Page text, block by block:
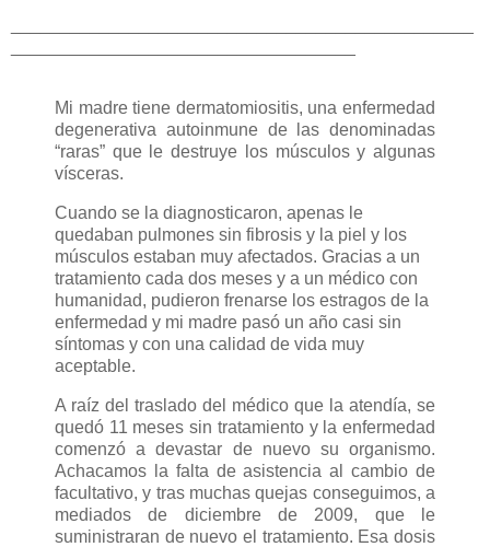
Mi madre tiene dermatomiositis, una enfermedad
degenerativa autoinmune de las denominadas
“raras” que le destruye los músculos y algunas
vísceras.
Cuando se la diagnosticaron, apenas le
quedaban pulmones sin fibrosis y la piel y los
músculos estaban muy afectados. Gracias a un
tratamiento cada dos meses y a un médico con
humanidad, pudieron frenarse los estragos de la
enfermedad y mi madre pasó un año casi sin
síntomas y con una calidad de vida muy
aceptable.
A raíz del traslado del médico que la atendía, se
quedó 11 meses sin tratamiento y la enfermedad
comenzó a devastar de nuevo su organismo.
Achacamos la falta de asistencia al cambio de
facultativo, y tras muchas quejas conseguimos, a
mediados de diciembre de 2009, que le
suministraran de nuevo el tratamiento. Esa dosis